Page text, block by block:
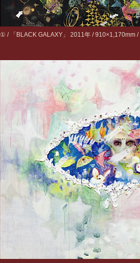
① / 「BLACK GALAXY」 2011年 / 910×1,170mm